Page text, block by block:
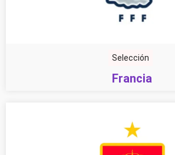
Selección
Francia